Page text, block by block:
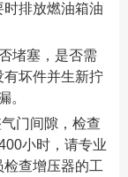
排放燃油箱油
堵塞，是否需
坏件并生新拧
。
门间隙，检查
小时，请专业
查增压器的工